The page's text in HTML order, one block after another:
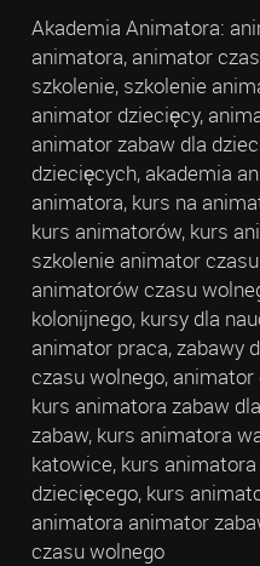
Akademia Animatora:
animatora, animator
szkolenie, szkolenie
animator dziecięcy,
animator zabaw dla
dziecięcych, akademia
animatora, kurs na
kurs animatorów, kurs
szkolenie animator
animatorów czasu
kolonijnego, kursy dla
animator praca, zabawy
czasu wolnego,
kurs animatora zabaw
zabaw, kurs animatora
katowice, kurs
dziecięcego, kurs
animatora animator
czasu wolnego